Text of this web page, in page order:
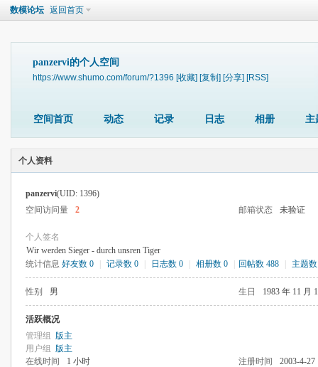
数模论坛 返回首页
panzervi的个人空间
https://www.shumo.com/forum/?1396 [收藏] [复制] [分享] [RSS]
空间首页 动态 记录 日志 相册 主
个人资料
panzervi(UID: 1396)
空间访问量
2 邮箱状态 未验证
个人签名
Wir werden Sieger - durch unsren Tiger
统计信息 好友数 0 记录数 0 日志数 0 相册数 0 回帖数 488 主题
性别 男 生日 1983 年 11 月
活跃概况
管理组 版主
用户组 版主
在线时间
1 小时 注册时间
2003-4-27